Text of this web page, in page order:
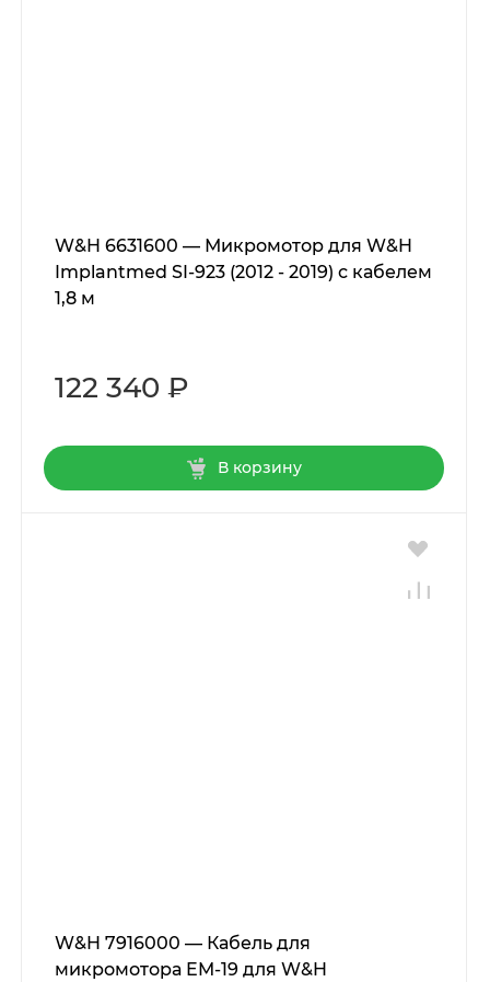
W&H 6631600 — Микромотор для W&H
Implantmed SI-923 (2012 - 2019) с кабелем
1,8 м
122 340 ₽
В корзину
W&H 7916000 — Кабель для
микромотора EM-19 для W&H